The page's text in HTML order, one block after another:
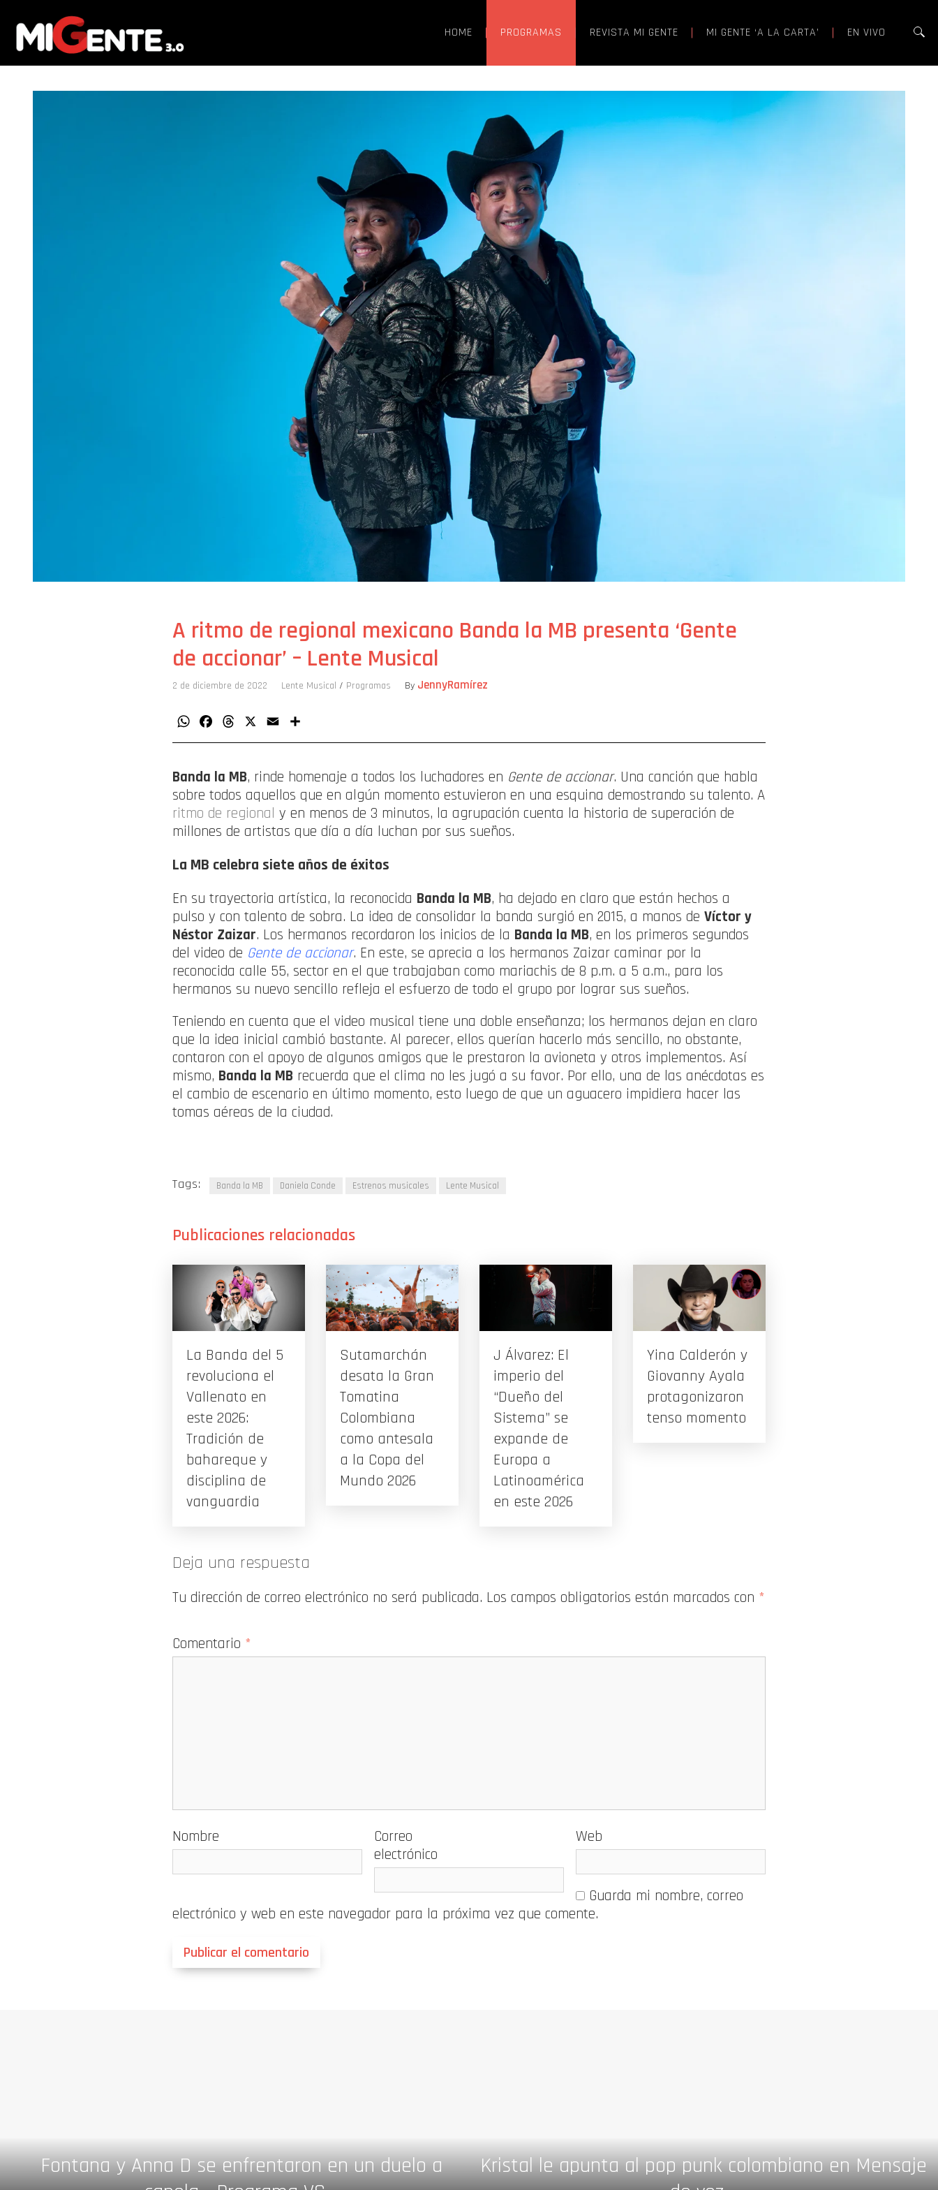
HOME PROGRAMAS REVISTA MI GENTE MI GENTE ‘A LA CARTA’ EN VIVO
A ritmo de regional mexicano Banda la MB presenta ‘Gente
de accionar’ – Lente Musical
2 de diciembre de 2022 Lente Musical / Programas By JennyRamírez
WhatsAppFacebookThreads Email
Banda la MB, rinde homenaje a todos los luchadores en Gente de accionar. Una canción que habla
sobre todos aquellos que en algún momento estuvieron en una esquina demostrando su talento. A
ritmo de regional y en menos de 3 minutos, la agrupación cuenta la historia de superación de
millones de artistas que día a día luchan por sus sueños.
La MB celebra siete años de éxitos
En su trayectoria artística, la reconocida Banda la MB, ha dejado en claro que están hechos a
pulso y con talento de sobra. La idea de consolidar la banda surgió en 2015, a manos de Víctor y
Néstor Zaizar. Los hermanos recordaron los inicios de la Banda la MB, en los primeros segundos
del video de Gente de accionar. En este, se aprecia a los hermanos Zaizar caminar por la
reconocida calle 55, sector en el que trabajaban como mariachis de 8 p.m. a 5 a.m., para los
hermanos su nuevo sencillo refleja el esfuerzo de todo el grupo por lograr sus sueños.
Teniendo en cuenta que el video musical tiene una doble enseñanza; los hermanos dejan en claro
que la idea inicial cambió bastante. Al parecer, ellos querían hacerlo más sencillo, no obstante,
contaron con el apoyo de algunos amigos que le prestaron la avioneta y otros implementos. Así
mismo, Banda la MB recuerda que el clima no les jugó a su favor. Por ello, una de las anécdotas es
el cambio de escenario en último momento, esto luego de que un aguacero impidiera hacer las
tomas aéreas de la ciudad.
Tags: Banda la MB Daniela Conde Estrenos musicales Lente Musical
La Banda del 5
revoluciona el
Vallenato en
este 2026:
Tradición de
bahareque y
disciplina de
vanguardia
Sutamarchán
desata la Gran
Tomatina
Colombiana
como antesala
a la Copa del
Mundo 2026
J Álvarez: El
imperio del
“Dueño del
Sistema” se
expande de
Europa a
Latinoamérica
en este 2026
Yina Calderón y
Giovanny Ayala
protagonizaron
tenso momento
Deja una respuesta
Tu dirección de correo electrónico no será publicada. Los campos obligatorios están marcados con *
Comentario *
Nombre
Correo
electrónico
Web
Guarda mi nombre, correo
electrónico y web en este navegador para la próxima vez que comente.
Fontana y Anna D se enfrentaron en un duelo a
Kristal le apunta al pop punk colombiano en Mensaje